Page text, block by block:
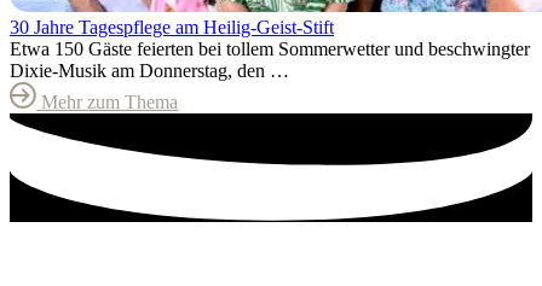
30 Jahre Tagespflege am Heilig-Geist-Stift
Etwa 150 Gäste feierten bei tollem Sommerwetter und beschwingter
Dixie-Musik am Donnerstag, den …
Mehr zum Thema